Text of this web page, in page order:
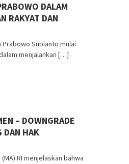
DALAM
RAKYAT DAN
Subianto mulai
menjalankan […]
– DOWNGRADE
DAN HAK
RI menjelaskan bahwa